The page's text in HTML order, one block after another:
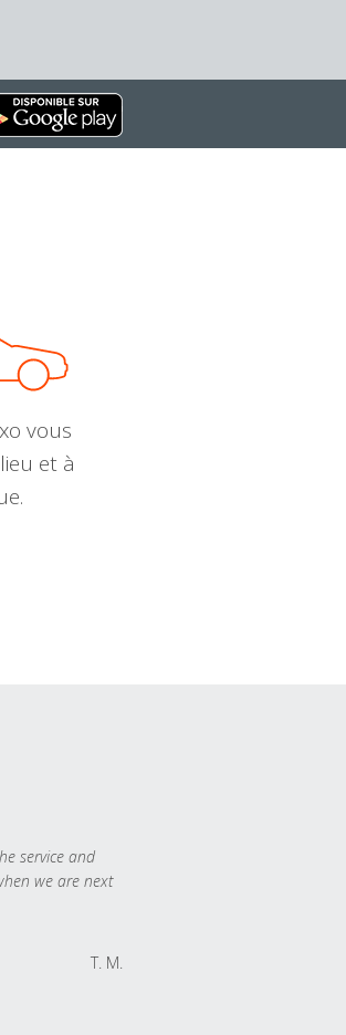
vous
et à
service and
we are next
T. M.